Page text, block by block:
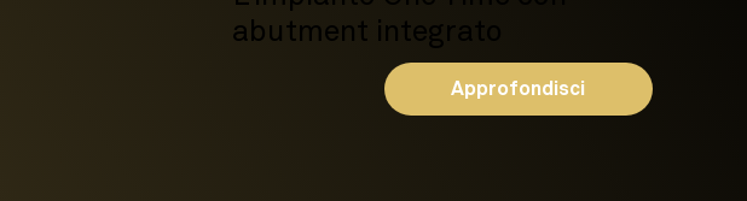
abutment integrato
Approfondisci